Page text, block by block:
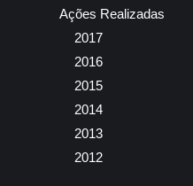
Ações Realizadas
2017
2016
2015
2014
2013
2012